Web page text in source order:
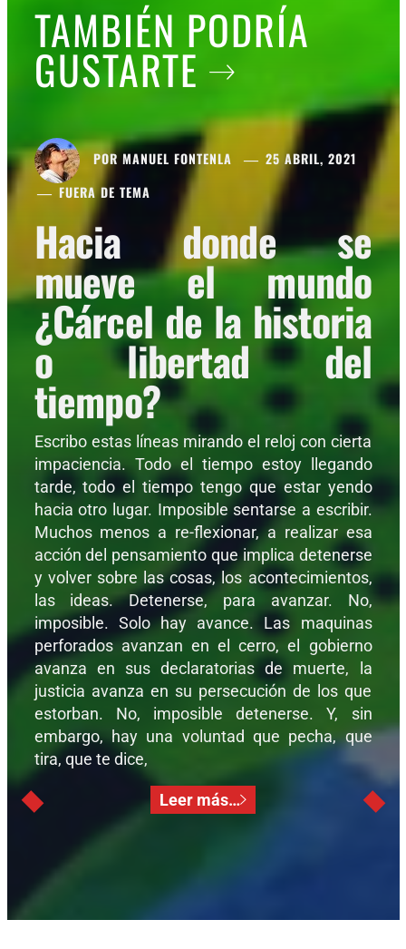
TAMBIÉN PODRÍA
GUSTARTE
PORMANUEL FONTENLA
25 ABRIL, 2021
FUERA DE TEMA
Hacia donde se
mueve el mundo
¿Cárcel de la historia
o libertad del
tiempo?
Escribo estas líneas mirando el reloj con cierta
impaciencia. Todo el tiempo estoy llegando
tarde, todo el tiempo tengo que estar yendo
hacia otro lugar. Imposible sentarse a escribir.
Muchos menos a re-flexionar, a realizar esa
acción del pensamiento que implica detenerse
y volver sobre las cosas, los acontecimientos,
las ideas. Detenerse, para avanzar. No,
imposible. Solo hay avance. Las maquinas
perforados avanzan en el cerro, el gobierno
avanza en sus declaratorias de muerte, la
justicia avanza en su persecución de los que
estorban. No, imposible detenerse. Y, sin
embargo, hay una voluntad que pecha, que
tira, que te dice,
Leer más…